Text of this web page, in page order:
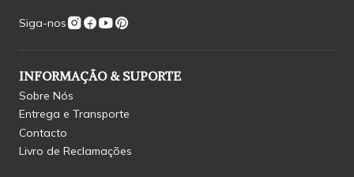
Siga-nos
INFORMAÇÃO & SUPORTE
Sobre Nós
Entrega e Transporte
Contacto
Livro de Reclamações